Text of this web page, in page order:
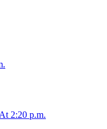
2:20 p.m.